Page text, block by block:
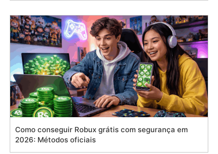
Como conseguir Robux grátis com segurança em
2026: Métodos oficiais